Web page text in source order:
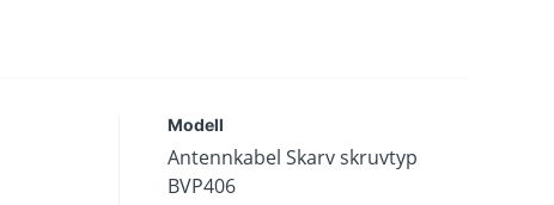
Modell
Antennkabel Skarv skruvtyp
BVP406